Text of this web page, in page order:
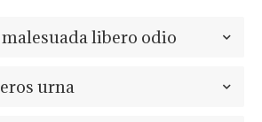
libero odio
urna